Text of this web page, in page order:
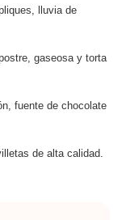
lluvia de
gaseosa y torta
fuente de chocolate
de alta calidad.